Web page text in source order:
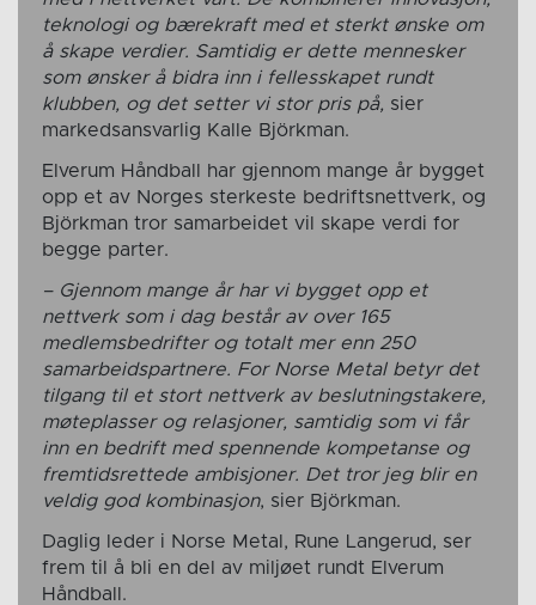
teknologi og bærekraft med et sterkt ønske om
å skape verdier. Samtidig er dette mennesker
som ønsker å bidra inn i fellesskapet rundt
klubben, og det setter vi stor pris på, sier
markedsansvarlig Kalle Björkman.
Elverum Håndball har gjennom mange år bygget
opp et av Norges sterkeste bedriftsnettverk, og
Björkman tror samarbeidet vil skape verdi for
begge parter.
– Gjennom mange år har vi bygget opp et
nettverk som i dag består av over 165
medlemsbedrifter og totalt mer enn 250
samarbeidspartnere. For Norse Metal betyr det
tilgang til et stort nettverk av beslutningstakere,
møteplasser og relasjoner, samtidig som vi får
inn en bedrift med spennende kompetanse og
fremtidsrettede ambisjoner. Det tror jeg blir en
veldig god kombinasjon, sier Björkman.
Daglig leder i Norse Metal, Rune Langerud, ser
frem til å bli en del av miljøet rundt Elverum
Håndball.